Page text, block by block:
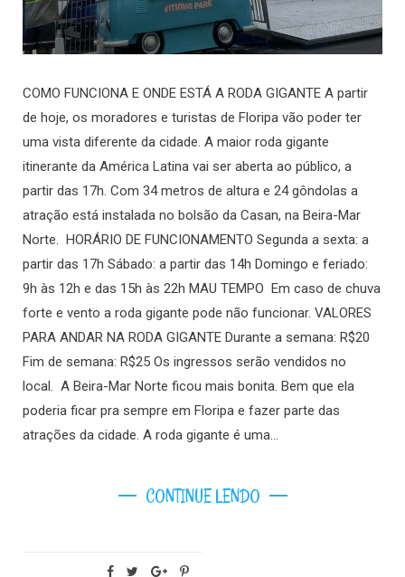
COMO FUNCIONA E ONDE ESTÁ A RODA GIGANTE A partir
de hoje, os moradores e turistas de Floripa vão poder ter
uma vista diferente da cidade. A maior roda gigante
itinerante da América Latina vai ser aberta ao público, a
partir das 17h. Com 34 metros de altura e 24 gôndolas a
atração está instalada no bolsão da Casan, na Beira-Mar
Norte. HORÁRIO DE FUNCIONAMENTO Segunda a sexta: a
partir das 17h Sábado: a partir das 14h Domingo e feriado:
9h às 12h e das 15h às 22h MAU TEMPO Em caso de chuva
forte e vento a roda gigante pode não funcionar. VALORES
PARA ANDAR NA RODA GIGANTE Durante a semana: R$20
Fim de semana: R$25 Os ingressos serão vendidos no
local. A Beira-Mar Norte ficou mais bonita. Bem que ela
poderia ficar pra sempre em Floripa e fazer parte das
atrações da cidade. A roda gigante é uma…
CONTINUE LENDO